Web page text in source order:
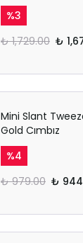
%3
₺ 1,729.00 ₺
Mini Slant
Gold Cımbız
%4
₺ 979.00 ₺